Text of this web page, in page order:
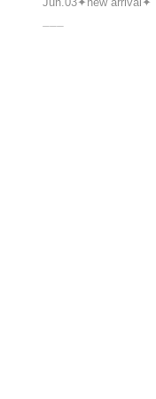
⏤⏤⏤